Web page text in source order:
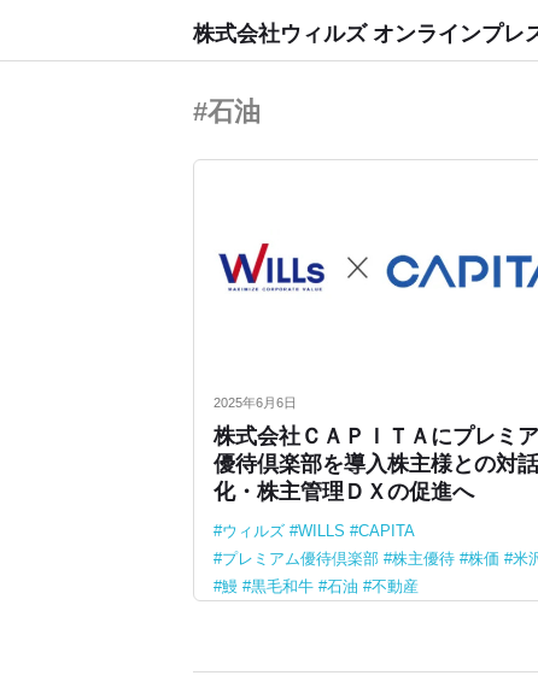
株式会社ウィルズ オンラインプレ
#石油
2025年6月6日
株式会社ＣＡＰＩＴＡにプレミ
優待倶楽部を導入株主様との対
化・株主管理ＤＸの促進へ
ウィルズ WILLS
CAPITA
プレミアム優待倶楽部
株主優待 株価
米
鰻
黒毛和牛 石油 不動産